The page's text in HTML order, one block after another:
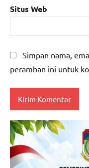
Situs Web
Simpan nama,
peramban ini untuk